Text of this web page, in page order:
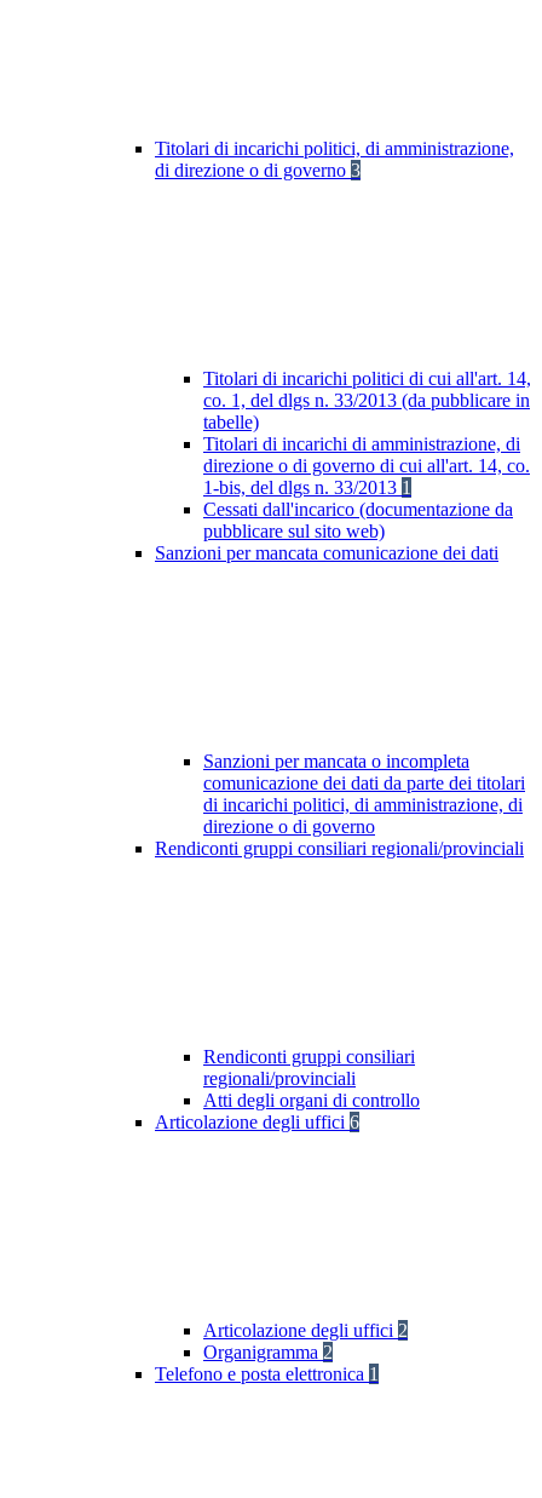
Titolari di incarichi politici, di amministrazione,
di direzione o di governo 3
Titolari di incarichi politici di cui all'art. 14,
co. 1, del dlgs n. 33/2013 (da pubblicare in
tabelle)
Titolari di incarichi di amministrazione, di
direzione o di governo di cui all'art. 14, co.
1-bis, del dlgs n. 33/2013 1
Cessati dall'incarico (documentazione da
pubblicare sul sito web)
Sanzioni per mancata comunicazione dei dati
Sanzioni per mancata o incompleta
comunicazione dei dati da parte dei titolari
di incarichi politici, di amministrazione, di
direzione o di governo
Rendiconti gruppi consiliari regionali/provinciali
Rendiconti gruppi consiliari
regionali/provinciali
Atti degli organi di controllo
Articolazione degli uffici 6
Articolazione degli uffici 2
Organigramma 2
Telefono e posta elettronica 1